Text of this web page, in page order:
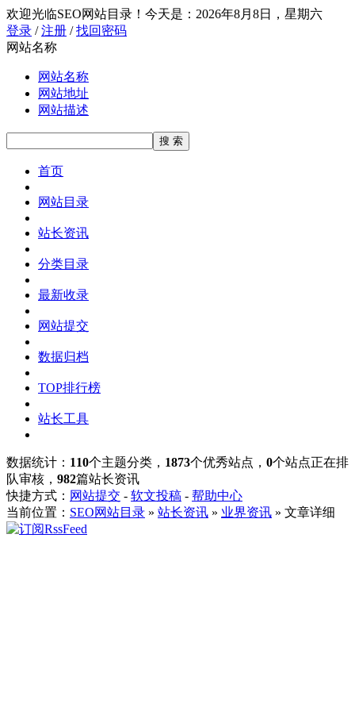
欢迎光临SEO网站目录！ 今天是：2026年8月8日，星期六
登录 /注册 /找回密码
网站名称
网站名称
网站地址
网站描述
首页
网站目录
站长资讯
分类目录
最新收录
网站提交
数据归档
TOP排行榜
站长工具
数据统计： 110个主题分类， 1873个优秀站点， 0个站点正在排
队审核， 982篇站长资讯
快捷方式： 网站提交 - 软文投稿 - 帮助中心
当前位置： SEO网站目录 » 站长资讯 » 业界资讯 » 文章详细